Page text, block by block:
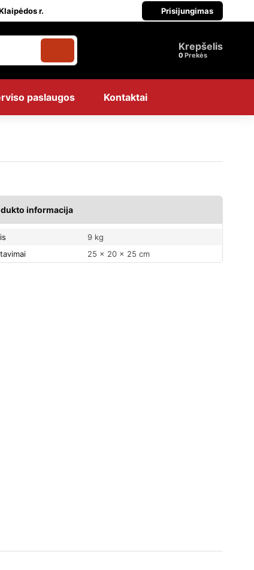
r. Prisijungimas
Krepšelis
Prekės
paslaugos Kontaktai
informacija
9 kg
25 × 20 × 25 cm